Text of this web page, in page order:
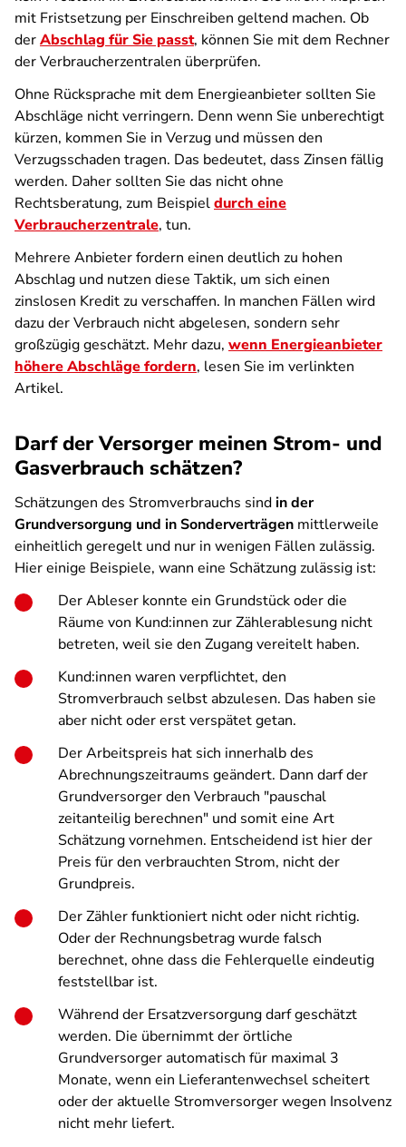
mit Fristsetzung per Einschreiben geltend machen. Ob
derAbschlag für Sie passt, können Sie mit dem Rechner
der Verbraucherzentralen überprüfen.
Ohne Rücksprache mit dem Energieanbieter sollten Sie
Abschläge nicht verringern. Denn wenn Sie unberechtigt
kürzen, kommen Sie in Verzug und müssen den
Verzugsschaden tragen. Das bedeutet, dass Zinsen fällig
werden. Daher sollten Sie das nicht ohne
Rechtsberatung, zum Beispieldurch eine
Verbraucherzentrale, tun.
Mehrere Anbieter fordern einen deutlich zu hohen
Abschlag und nutzen diese Taktik, um sich einen
zinslosen Kredit zu verschaffen. In manchen Fällen wird
dazu der Verbrauch nicht abgelesen, sondern sehr
großzügig geschätzt. Mehr dazu, wenn Energieanbieter
höhere Abschläge fordern, lesen Sie im verlinkten
Artikel.
Darf der Versorger meinen Strom- und
Gasverbrauch schätzen?
Schätzungen des Stromverbrauchs sindin der
Grundversorgung und in Sonderverträgen mittlerweile
einheitlich geregelt und nur in wenigen Fällen zulässig.
Hier einige Beispiele, wann eine Schätzung zulässig ist:
Der Ableser konnte ein Grundstück oder die
Räume von Kund:innen zur Zählerablesung nicht
betreten, weil sie den Zugang vereitelt haben.
Kund:innen waren verpflichtet, den
Stromverbrauch selbst abzulesen. Das haben sie
aber nicht oder erst verspätet getan.
Der Arbeitspreis hat sich innerhalb des
Abrechnungszeitraums geändert. Dann darf der
Grundversorger den Verbrauch "pauschal
zeitanteilig berechnen" und somit eine Art
Schätzung vornehmen. Entscheidend ist hier der
Preis für den verbrauchten Strom, nicht der
Grundpreis.
Der Zähler funktioniert nicht oder nicht richtig.
Oder der Rechnungsbetrag wurde falsch
berechnet, ohne dass die Fehlerquelle eindeutig
feststellbar ist.
Während der Ersatzversorgung darf geschätzt
werden. Die übernimmt der örtliche
Grundversorger automatisch für maximal 3
Monate, wenn ein Lieferantenwechsel scheitert
oder der aktuelle Stromversorger wegen Insolvenz
nicht mehr liefert.